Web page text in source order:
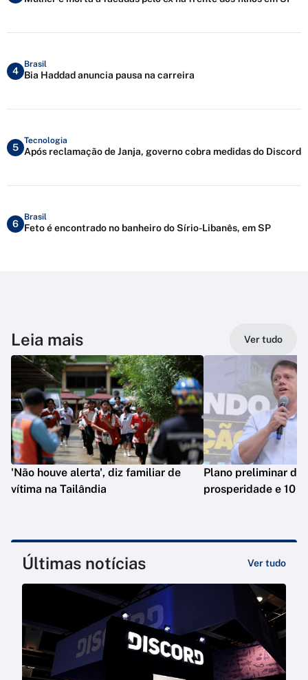
4
Brasil
Bia Haddad anuncia pausa na carreira
5
Tecnologia
Após reclamação de Janja, governo cobra medidas do Discord
6
Brasil
Feto é encontrado no banheiro do Sírio-Libanês, em SP
Leia mais Ver tudo
'Não houve alerta', diz familiar de
vítima na Tailândia
Plano preliminar de
prosperidade e 10
Últimas notícias Ver tudo